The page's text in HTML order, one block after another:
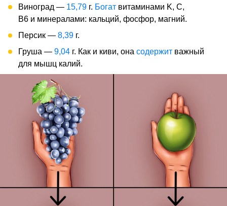
Виноград — 15,79 г. Богат витаминами K, С,
В6 и минералами: кальций, фосфор, магний.
Персик — 8,39 г.
Груша — 9,04 г. Как и киви, она содержит важный
для мышц калий.